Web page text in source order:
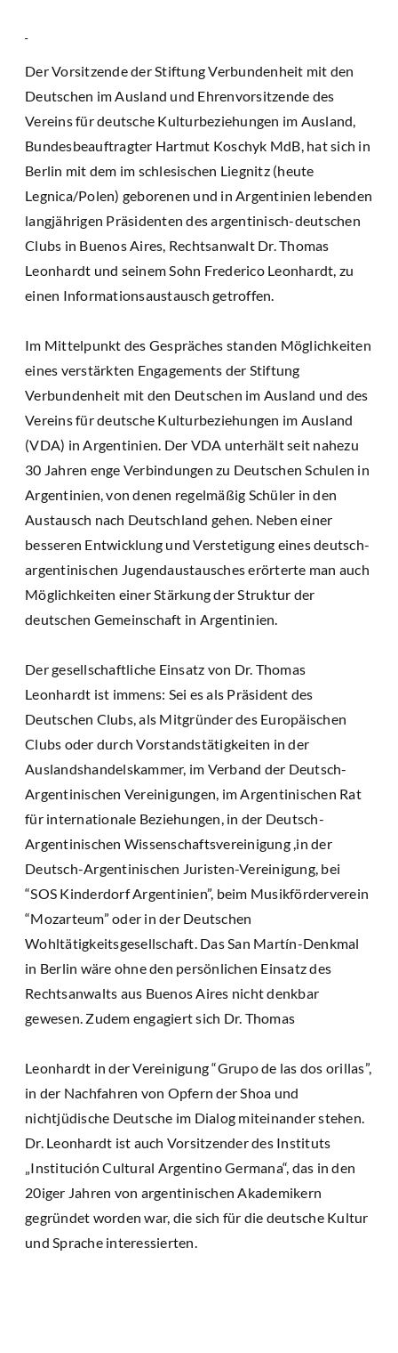
Der Vorsitzende der Stiftung Verbundenheit mit den
Deutschen im Ausland und Ehrenvorsitzende des
Vereins für deutsche Kulturbeziehungen im Ausland,
Bundesbeauftragter Hartmut Koschyk MdB, hat sich in
Berlin mit dem im schlesischen Liegnitz (heute
Legnica/Polen) geborenen und in Argentinien lebenden
langjährigen Präsidenten des argentinisch-deutschen
Clubs in Buenos Aires, Rechtsanwalt Dr. Thomas
Leonhardt und seinem Sohn Frederico Leonhardt, zu
einen Informationsaustausch getroffen.
Im Mittelpunkt des Gespräches standen Möglichkeiten
eines verstärkten Engagements der Stiftung
Verbundenheit mit den Deutschen im Ausland und des
Vereins für deutsche Kulturbeziehungen im Ausland
(VDA) in Argentinien. Der VDA unterhält seit nahezu
30 Jahren enge Verbindungen zu Deutschen Schulen in
Argentinien, von denen regelmäßig Schüler in den
Austausch nach Deutschland gehen. Neben einer
besseren Entwicklung und Verstetigung eines deutsch-
argentinischen Jugendaustausches erörterte man auch
Möglichkeiten einer Stärkung der Struktur der
deutschen Gemeinschaft in Argentinien.
Der gesellschaftliche Einsatz von Dr. Thomas
Leonhardt ist immens: Sei es als Präsident des
Deutschen Clubs, als Mitgründer des Europäischen
Clubs oder durch Vorstandstätigkeiten in der
Auslandshandelskammer, im Verband der Deutsch-
Argentinischen Vereinigungen, im Argentinischen Rat
für internationale Beziehungen, in der Deutsch-
Argentinischen Wissenschaftsvereinigung ,in der
Deutsch-Argentinischen Juristen-Vereinigung, bei
“SOS Kinderdorf Argentinien”, beim Musikförderverein
“Mozarteum” oder in der Deutschen
Wohltätigkeitsgesellschaft. Das San Martín-Denkmal
in Berlin wäre ohne den persönlichen Einsatz des
Rechtsanwalts aus Buenos Aires nicht denkbar
gewesen. Zudem engagiert sich Dr. Thomas
Leonhardt in der Vereinigung “Grupo de las dos orillas”,
in der Nachfahren von Opfern der Shoa und
nichtjüdische Deutsche im Dialog miteinander stehen.
Dr. Leonhardt ist auch Vorsitzender des Instituts
„Institución Cultural Argentino Germana“, das in den
20iger Jahren von argentinischen Akademikern
gegründet worden war, die sich für die deutsche Kultur
und Sprache interessierten.